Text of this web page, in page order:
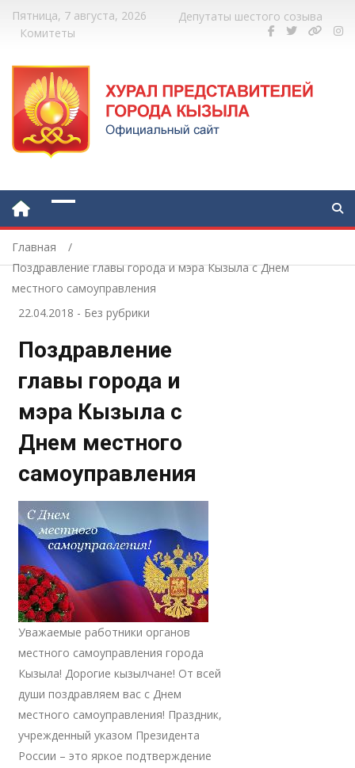
Пятница, 7 августа, 2026
Депутаты шестого созыва
Комитеты
Главная
Поздравление главы города и мэра Кызыла с Днем
местного самоуправления
22.04.2018 - Без рубрики
Поздравление
главы города и
мэра Кызыла с
Днем местного
самоуправления
Уважаемые работники органов
местного самоуправления города
Кызыла! Дорогие кызылчане! От всей
души поздравляем вас с Днем
местного самоуправления! Праздник,
учрежденный указом Президента
России – это яркое подтверждение